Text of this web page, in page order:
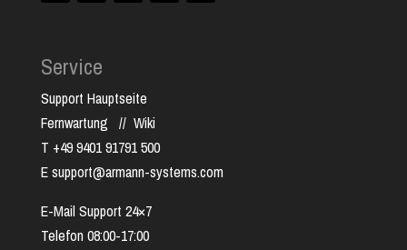
Service
Support Hauptseite
Fernwartung // Wiki
T +49 9401 91791 500
E support@armann-systems.com
E-Mail Support 24×7
Telefon 08:00-17:00